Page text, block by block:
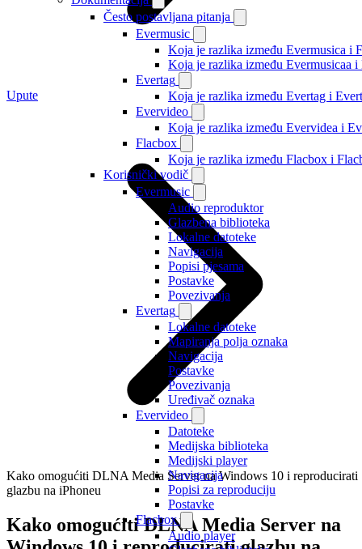
Često postavljana pitanja
Evermusic
Koja je razlika između Evermusica i
Koja je razlika između Evermusicaa i
Evertag
Koja je razlika između Evertag i
Evervideo
Koja je razlika između Evervidea i
Flacbox
Koja je razlika između Flacbox i
Korisnički vodič
Evermusic
Audio reproduktor
Glazbena biblioteka
Lokalne datoteke
Navigacija
Popisi pjesama
Postavke
Povezivanja
Evertag
Lokalne datoteke
Mapiranja polja oznaka
Navigacija
Postavke
Povezivanja
Uređivač oznaka
Evervideo
Datoteke
Medijska biblioteka
Medijski player
Navigacija
Popisi za reproduciju
Postavke
Flacbox
Audio player
Upute
Kako omogućiti DLNA Media Server na Windows 10 i reproducirati
glazbu na iPhoneu
Kako omogućiti DLNA Media Server na